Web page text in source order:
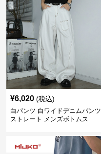
¥6,020 (税込)
白パンツ 白ワイドデニムパンツ
ストレート メンズボトムス